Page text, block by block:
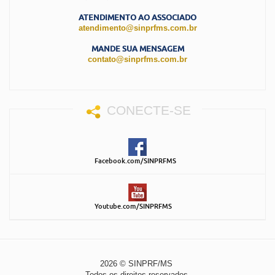
ATENDIMENTO AO ASSOCIADO
atendimento@sinprfms.com.br
MANDE SUA MENSAGEM
contato@sinprfms.com.br
CONECTE-SE
Facebook.com/SINPRFMS
Youtube.com/SINPRFMS
2026 © SINPRF/MS